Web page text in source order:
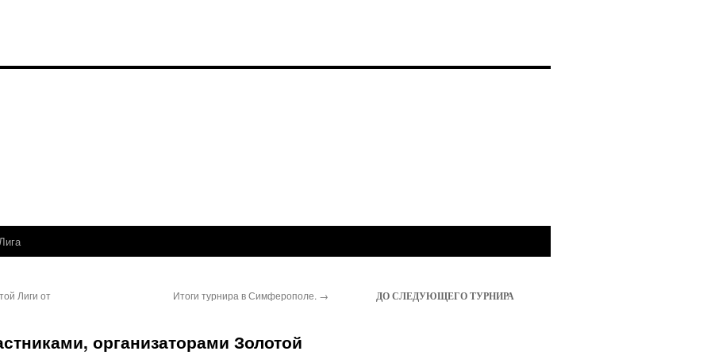
Лиги от
Итоги турнира в Симферополе. →
организаторами Золотой
ДО СЛЕДУЮЩЕГО ТУРНИРА